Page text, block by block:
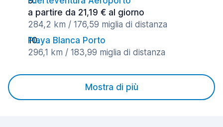
a partire da 21,19 € al giorno
284,2 km / 176,59 miglia di distanza
Playa Blanca Porto
296,1 km / 183,99 miglia di distanza
Mostra di più